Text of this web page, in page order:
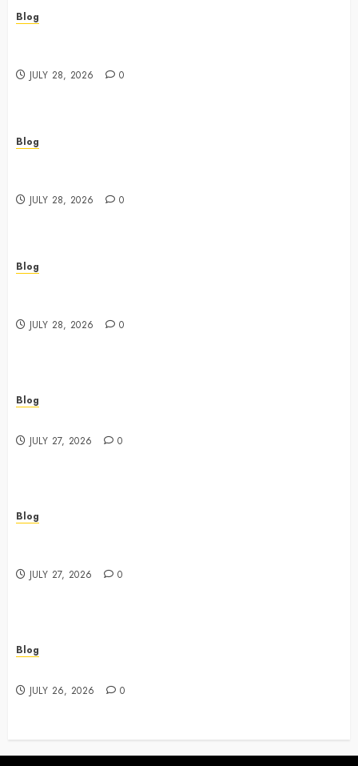
Blog
JULY 28, 2026 0
Blog
JULY 28, 2026 0
Blog
JULY 28, 2026 0
Blog
JULY 27, 2026 0
Blog
JULY 27, 2026 0
Blog
JULY 26, 2026 0